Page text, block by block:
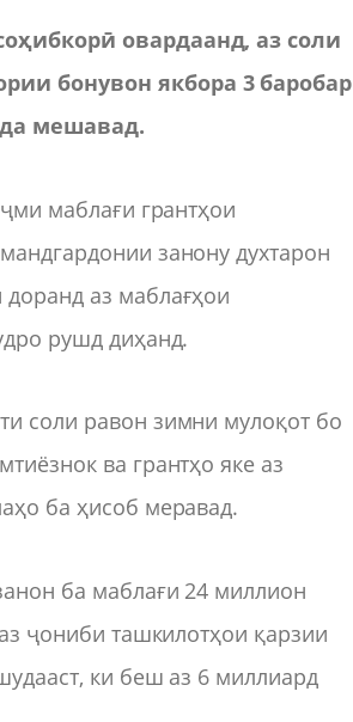
овардаанд, аз соли
бонувон якбора 3 баробар
мешавад.
маблағи грантҳои
занону духтарон
аз маблағҳои
рушд диҳанд.
соли равон зимни мулоқот бо
ва грантҳо яке аз
ба ҳисоб меравад.
ба маблағи 24 миллион
ҷониби ташкилотҳои қарзии
ки беш аз 6 миллиард